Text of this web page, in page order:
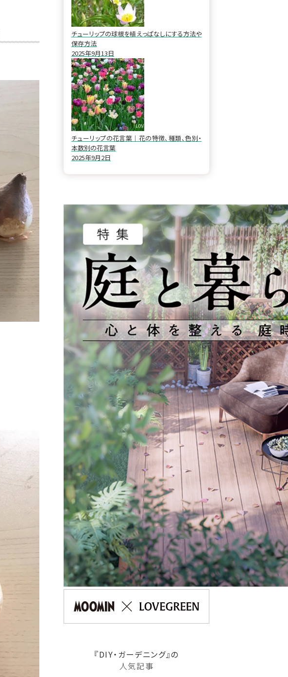
チューリップの球根を植えっぱなしにする方法や
保存方法
2025年9月13日
チューリップの花言葉｜花の特徴、種類、色別・
本数別の花言葉
2025年9月2日
『DIY・ガーデニング』の
人気記事